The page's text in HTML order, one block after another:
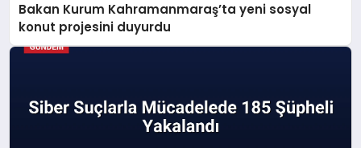
Bakan Kurum Kahramanmaraş’ta yeni sosyal
konut projesini duyurdu